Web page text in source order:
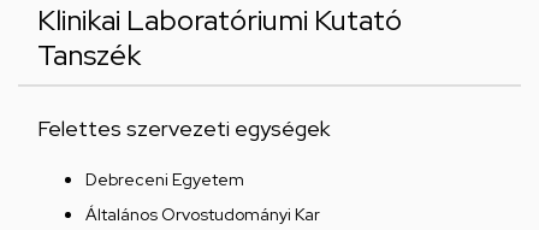
Klinikai Laboratóriumi Kutató
Tanszék
Felettes szervezeti egységek
Debreceni Egyetem
Általános Orvostudományi Kar